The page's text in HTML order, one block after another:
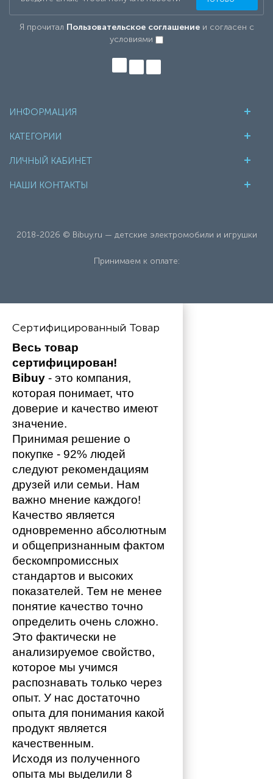
Я прочитал Пользовательское соглашениеи согласен с
условиями
ИНФОРМАЦИЯ
КАТЕГОРИИ
ЛИЧНЫЙ КАБИНЕТ
НАШИ КОНТАКТЫ
2018-2026 © Bibuy.ru — детские электромобили и игрушки
Принимаем к оплате:
Сертифицированный Товар
Весь товар
сертифицирован!
Bibuy - это компания,
которая понимает, что
доверие и качество имеют
значение.
Принимая решение о
покупке - 92% людей
следуют рекомендациям
друзей или семьи. Нам
важно мнение каждого!
Качество является
одновременно абсолютным
и общепризнанным фактом
бескомпромиссных
стандартов и высоких
показателей. Тем не менее
понятие качество точно
определить очень сложно.
Это фактически не
анализируемое свойство,
которое мы учимся
распознавать только через
опыт. У нас достаточно
опыта для понимания какой
продукт является
качественным.
Исходя из полученного
опыта мы выделили 8